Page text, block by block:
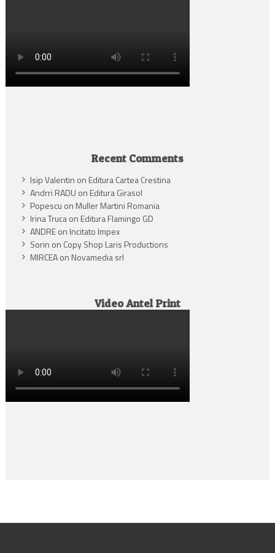
Recent Comments
Isip Valentin on Editura Cartea Crestina
Andrri RADU on Editura Girasol
Popescu on Muller Martini Romania
Irina Trucaon Editura Flamingo GD
ANDREon Incitato Impex
Sorin on Copy Shop Laris Productions
MIRCEAon Novamedia srl
Video Antel Print